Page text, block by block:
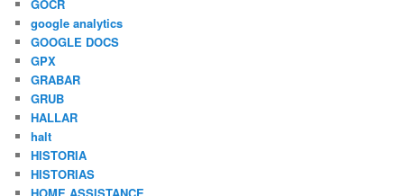
GOCR
google analytics
GOOGLE DOCS
GPX
GRABAR
GRUB
HALLAR
halt
HISTORIA
HISTORIAS